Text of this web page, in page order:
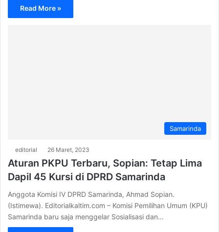
Read More »
Samarinda
editorial 26 Maret, 2023
Aturan PKPU Terbaru, Sopian: Tetap Lima
Dapil 45 Kursi di DPRD Samarinda
Anggota Komisi IV DPRD Samarinda, Ahmad Sopian.
(Istimewa). Editorialkaltim.com – Komisi Pemilihan Umum (KPU)
Samarinda baru saja menggelar Sosialisasi dan…